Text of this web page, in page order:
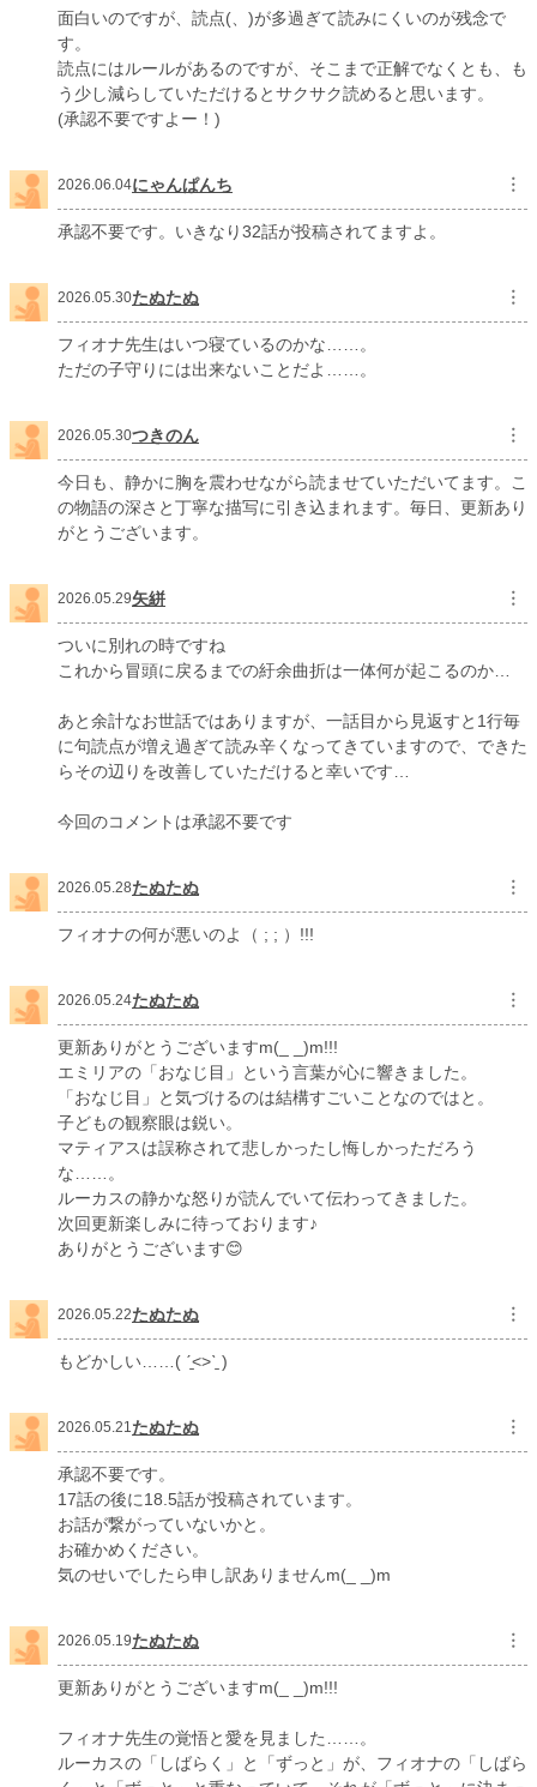
面白いのですが、読点(、)が多過ぎて読みにくいのが残念で
す。
読点にはルールがあるのですが、そこまで正解でなくとも、も
う少し減らしていただけるとサクサク読めると思います。
(承認不要ですよー！)
2026.06.04にゃんぱんち ︙
承認不要です。いきなり32話が投稿されてますよ。
2026.05.30たぬたぬ ︙
フィオナ先生はいつ寝ているのかな……。
ただの子守りには出来ないことだよ……。
2026.05.30つきのん ︙
今日も、静かに胸を震わせながら読ませていただいてます。こ
の物語の深さと丁寧な描写に引き込まれます。毎日、更新あり
がとうございます。
2026.05.29矢絣 ︙
ついに別れの時ですね
これから冒頭に戻るまでの紆余曲折は一体何が起こるのか…
あと余計なお世話ではありますが、一話目から見返すと1行毎
に句読点が増え過ぎて読み辛くなってきていますので、できた
らその辺りを改善していただけると幸いです…
今回のコメントは承認不要です
2026.05.28たぬたぬ ︙
フィオナの何が悪いのよ（ ; ; ）!!!
2026.05.24たぬたぬ ︙
更新ありがとうございますm(_ _)m!!!
エミリアの「おなじ目」という言葉が心に響きました。
「おなじ目」と気づけるのは結構すごいことなのではと。
子どもの観察眼は鋭い。
マティアスは誤称されて悲しかったし悔しかっただろう
な……。
ルーカスの静かな怒りが読んでいて伝わってきました。
次回更新楽しみに待っております♪
ありがとうございます😊
2026.05.22たぬたぬ ︙
もどかしい……( ˊ̱˂˃ˋ̱ )
2026.05.21たぬたぬ ︙
承認不要です。
17話の後に18.5話が投稿されています。
お話が繋がっていないかと。
お確かめください。
気のせいでしたら申し訳ありませんm(_ _)m
2026.05.19たぬたぬ ︙
更新ありがとうございますm(_ _)m!!!
フィオナ先生の覚悟と愛を見ました……。
ルーカスの「しばらく」と「ずっと」が、フィオナの「しばら